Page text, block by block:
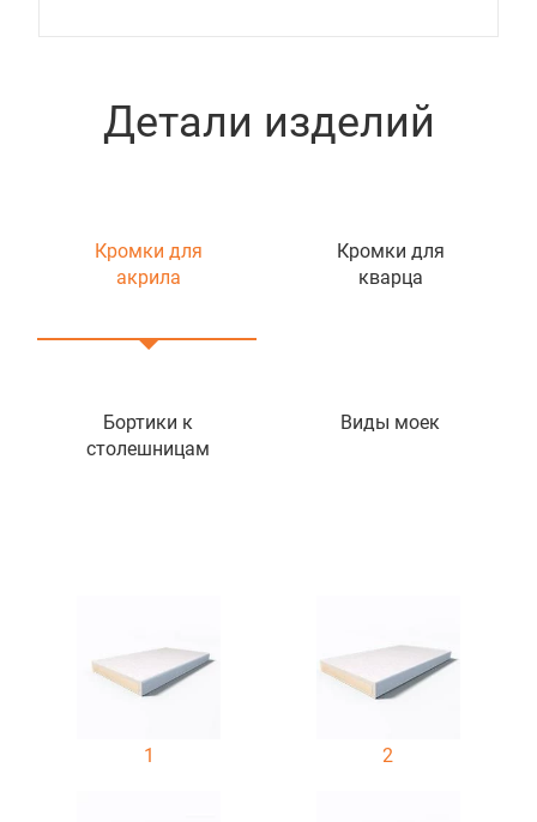
Детали изделий
Кромки для
акрила
Кромки для
кварца
Бортики к
столешницам
Виды моек
1 2